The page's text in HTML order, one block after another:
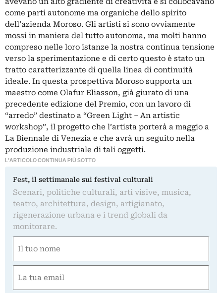
come parti autonome ma organiche dello spirito
dell’azienda Moroso. Gli artisti si sono ovviamente
mossi in maniera del tutto autonoma, ma molti hanno
compreso nelle loro istanze la nostra continua tensione
verso la sperimentazione e di certo questo è stato un
tratto caratterizzante di quella linea di continuità
ideale. In questa prospettiva Moroso supporta un
maestro come Olafur Eliasson, già giurato di una
precedente edizione del Premio, con un lavoro di
“arredo” destinato a “Green Light – An artistic
workshop”, il progetto che l’artista porterà a maggio a
La Biennale di Venezia e che avrà un seguito nella
produzione industriale di tali oggetti.
L'ARTICOLO CONTINUA PIÙ SOTTO
Fest, il settimanale sui festival culturali
Scenari, politiche culturali, arti visive, musica,
teatro, architettura, design, artigianato,
rigenerazione urbana e i trend globali da
monitorare.
(Required)
First
(Required)